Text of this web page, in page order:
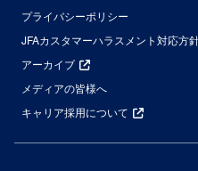
プライバシーポリシー
JFAカスタマーハラスメント対応方
アーカイブ
メディアの皆様へ
キャリア採用について